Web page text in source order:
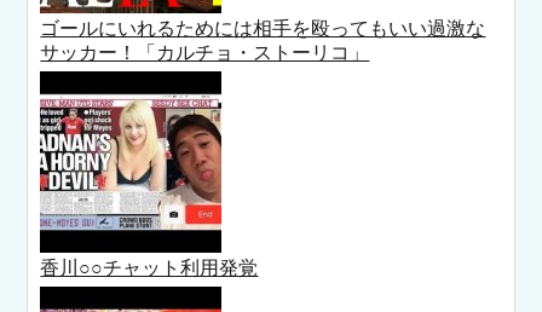
ゴールにいれるためには相手を殴ってもいい過激な
サッカー！「カルチョ・ストーリコ」
香川○○チャット利用発覚